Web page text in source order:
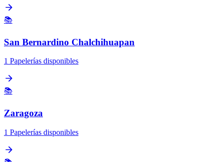
📚
San Bernardino Chalchihuapan
1 Papelerías disponibles
📚
Zaragoza
1 Papelerías disponibles